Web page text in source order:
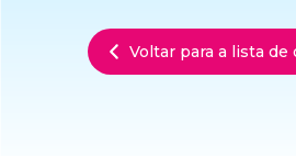
Voltar para a lista